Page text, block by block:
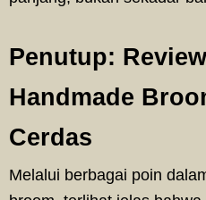
Penutup:
Handmade
Cerdas
Melalui berbagai poin